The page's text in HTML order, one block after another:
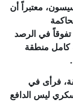
معتبراً أن
في الرصد
كامل منطقة
.
فرأى في
ليس الدافع